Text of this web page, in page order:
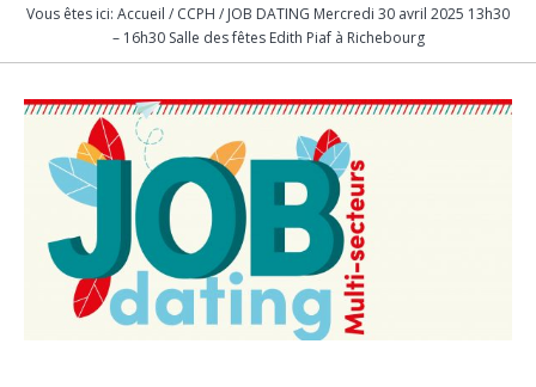
Vous êtes ici: Accueil / CCPH / JOB DATING Mercredi 30 avril 2025 13h30
– 16h30 Salle des fêtes Edith Piaf à Richebourg